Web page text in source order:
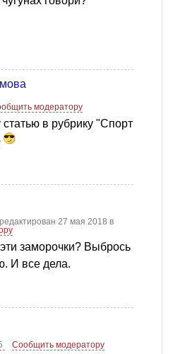
модератору
в рубрику "Спорт
27 мая 2018 в
заморочки? Выбрось
И все дела.
Сообщить модератору